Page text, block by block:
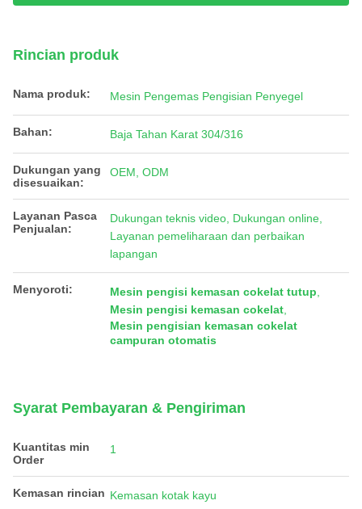
Rincian produk
Nama produk: Mesin Pengemas Pengisian Penyegel
Bahan: Baja Tahan Karat 304/316
Dukungan yang
disesuaikan:
OEM, ODM
Layanan Pasca
Penjualan:
Dukungan teknis video, Dukungan online,
Layanan pemeliharaan dan perbaikan
lapangan
Menyoroti: Mesin pengisi kemasan cokelat tutup
Mesin pengisi kemasan cokelat
Mesin pengisian kemasan cokelat
campuran otomatis
Syarat Pembayaran & Pengiriman
Kuantitas min
Order
1
Kemasan rincian Kemasan kotak kayu